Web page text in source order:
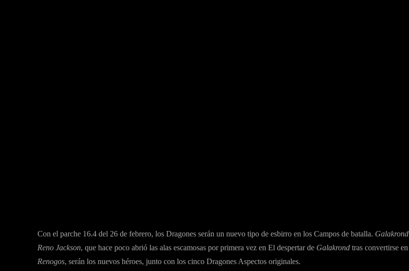
Con el parche 16.4 del 26 de febrero, los Dragones serán un nuevo tipo de esbirro en los Campos de batalla. Galakrond
Reno Jackson, que hace poco abrió las alas escamosas por primera vez en El despertar de Galakrond tras convertirse en
Renogos, serán los nuevos héroes, junto con los cinco Dragones Aspectos originales.